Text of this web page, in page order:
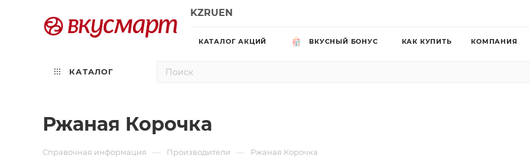
KZRUEN
КАТАЛОГ АКЦИЙ ВКУСНЫЙ БОНУС КАК КУПИТЬ КОМПАНИЯ
КАТАЛОГ
Ржаная Корочка
Справочная информация — Производители — Ржаная Корочка